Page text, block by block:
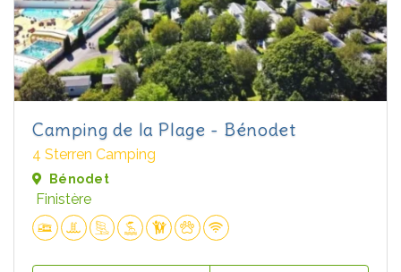
Camping de la Plage - Bénodet
4 Sterren Camping
Bénodet
Finistère